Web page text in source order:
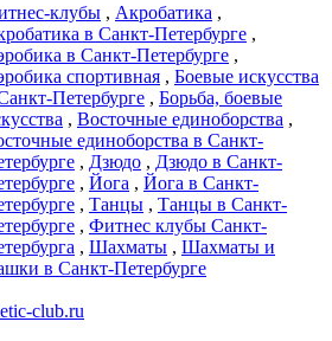
клубы , Акробатика ,
в Санкт-Петербурге ,
в Санкт-Петербурге ,
спортивная , Боевые искусства
Петербурге , Борьба, боевые
, Восточные единоборства ,
единоборства в Санкт-
, Дзюдо , Дзюдо в Санкт-
, Йога , Йога в Санкт-
, Танцы , Танцы в Санкт-
, Фитнес клубы Санкт-
, Шахматы , Шахматы и
в Санкт-Петербурге
club.ru